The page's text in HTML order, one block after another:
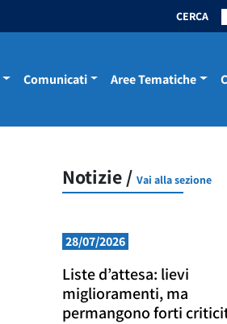
CERCA
Comunicati Aree Tematiche
Notizie / Vai alla sezione
28/07/2026
Liste d’attesa: lievi
miglioramenti, ma
permangono forti